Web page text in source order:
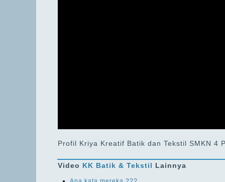
Profil Kriya Kreatif Batik dan Tekstil SMKN 4
Video KK Batik & Tekstil Lainnya